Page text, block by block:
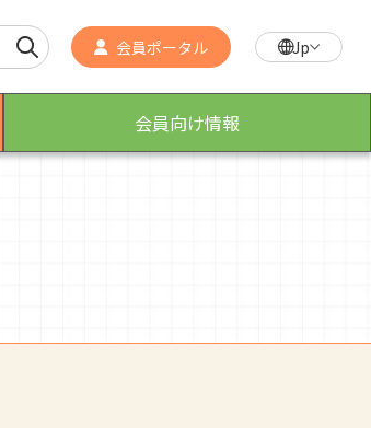
会員ポータル Jp
会員向け情報